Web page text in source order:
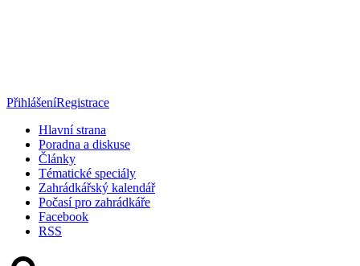
PřihlášeníRegistrace
Hlavní strana
Poradna a diskuse
Články
Tématické speciály
Zahrádkářský kalendář
Počasí pro zahrádkáře
Facebook
RSS